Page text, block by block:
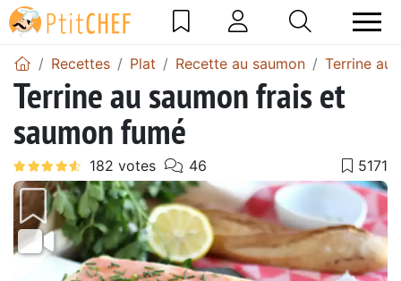
Recettes Plat Recette au saumon Terrine au
Terrine au saumon frais et
saumon fumé